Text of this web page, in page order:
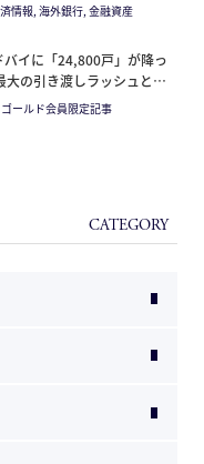
情報, 海外銀行, 金融資産
バイに「24,800戸」が降っ
の引き渡しラッシュと、
”。2027年の供給ピーク
ールド会員限定記事